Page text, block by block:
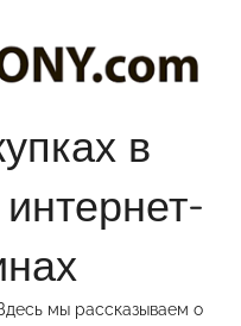
в
мы рассказываем о